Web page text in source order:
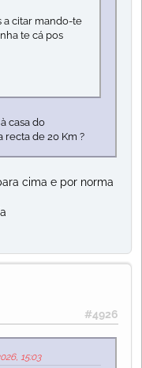
a citar mando-te
te cá pos
casa do
recta de 20 Km ?
cima e por norma
#4926
15:03